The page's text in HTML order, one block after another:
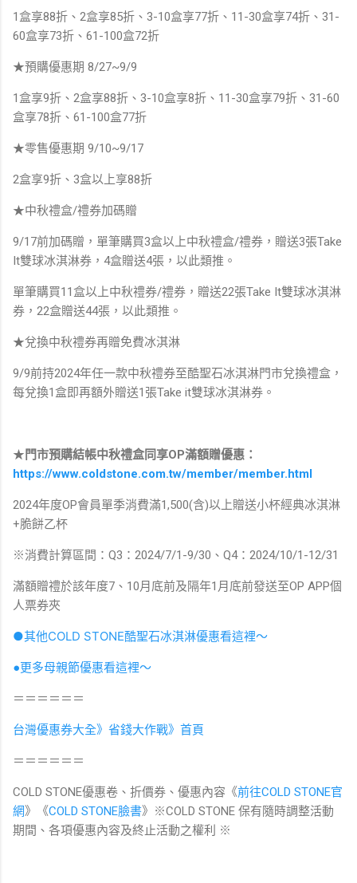
1盒享88折、2盒享85折、3-10盒享77折、11-30盒享74折、31-
60盒享73折、61-100盒72折
★預購優惠期 8/27~9/9
1盒享9折、2盒享88折、3-10盒享8折、11-30盒享79折、31-60
盒享78折、61-100盒77折
★零售優惠期 9/10~9/17
2盒享9折、3盒以上享88折
★中秋禮盒/禮券加碼贈
9/17前加碼贈，單筆購買3盒以上中秋禮盒/禮券，贈送3張Take
It雙球冰淇淋券，4盒贈送4張，以此類推。
單筆購買11盒以上中秋禮券/禮券，贈送22張Take It雙球冰淇淋
券，22盒贈送44張，以此類推。
★兌換中秋禮券再贈免費冰淇淋
9/9前持2024年任一款中秋禮券至酷聖石冰淇淋門市兌換禮盒，
每兌換1盒即再額外贈送1張Take it雙球冰淇淋券。
★ 門市預購結帳中秋禮盒同享OP滿額贈優惠：
https://www.coldstone.com.tw/member/member.html
2024年度OP會員單季消費滿1,500(含)以上贈送小杯經典冰淇淋
+脆餅乙杯
※消費計算區間：Q3：2024/7/1-9/30、Q4：2024/10/1-12/31
滿額贈禮於該年度7、10月底前及隔年1月底前發送至OP APP個
人票券夾
●其他COLD STONE酷聖石冰淇淋優惠看這裡～
●更多母親節優惠看這裡～
＝＝＝＝＝＝
台灣優惠券大全》省錢大作戰》首頁
＝＝＝＝＝＝
COLD STONE優惠卷、折價券、優惠內容《前往COLD STONE官
網》《COLD STONE臉書》※COLD STONE 保有隨時調整活動
期間、各項優惠內容及終止活動之權利
※